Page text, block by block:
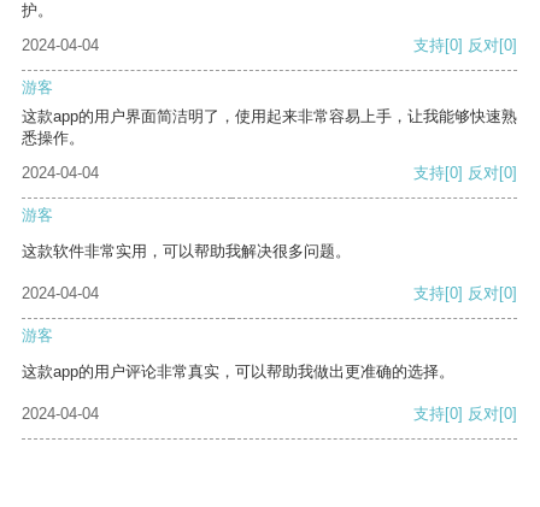
护。
2024-04-04
支持[0] 反对[0]
游客
这款app的用户界面简洁明了，使用起来非常容易上手，让我能够快速熟
悉操作。
2024-04-04
支持[0] 反对[0]
游客
这款软件非常实用，可以帮助我解决很多问题。
2024-04-04 支持[0] 反对[0]
游客
这款app的用户评论非常真实，可以帮助我做出更准确的选择。
2024-04-04 支持[0] 反对[0]